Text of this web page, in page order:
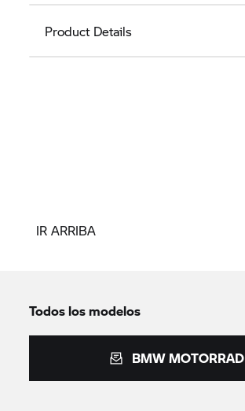
Product Details
IR ARRIBA
Todos los modelos
BMW MOTORRAD